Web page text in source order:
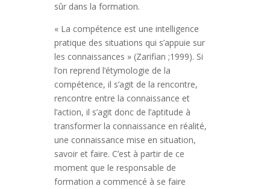
sûr dans la formation.
« La compétence est une intelligence
pratique des situations qui s’appuie sur
les connaissances » (Zarifian ;1999). Si
l’on reprend l’étymologie de la
compétence, il s’agit de la rencontre,
rencontre entre la connaissance et
l’action, il s’agit donc de l’aptitude à
transformer la connaissance en réalité,
une connaissance mise en situation,
savoir et faire. C’est à partir de ce
moment que le responsable de
formation a commencé à se faire